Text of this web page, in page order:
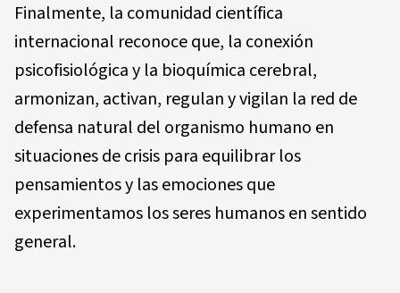
Finalmente, la comunidad científica
internacional reconoce que, la conexión
psicofisiológica y la bioquímica cerebral,
armonizan, activan, regulan y vigilan la red de
defensa natural del organismo humano en
situaciones de crisis para equilibrar los
pensamientos y las emociones que
experimentamos los seres humanos en sentido
general.